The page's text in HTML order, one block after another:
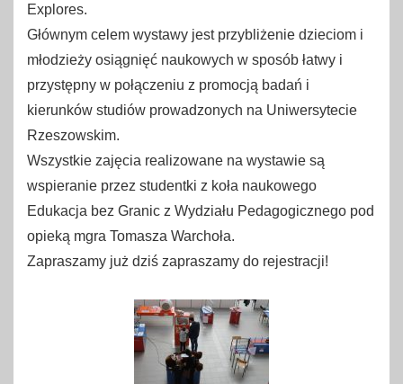
Explores.
Głównym celem wystawy jest przybliżenie dzieciom i
młodzieży osiągnięć naukowych w sposób łatwy i
przystępny w połączeniu z promocją badań i
kierunków studiów prowadzonych na Uniwersytecie
Rzeszowskim.
Wszystkie zajęcia realizowane na wystawie są
wspieranie przez studentki z koła naukowego
Edukacja bez Granic z Wydziału Pedagogicznego pod
opieką mgra Tomasza Warchoła.
Zapraszamy już dziś zapraszamy do rejestracji!